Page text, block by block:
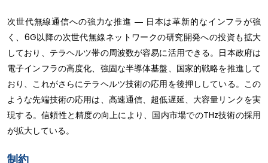
次世代無線通信への強力な推進 ― 日本は革新的なインフラが強
く、6G以降の次世代無線ネットワークの研究開発への投資も拡大
しており、テラヘルツ帯の周波数が容易に活用できる。日本政府は
電子インフラの高度化、強固な半導体基盤、国家的戦略を推進して
おり、これがさらにテラヘルツ技術の応用を後押ししている。この
ような先端技術の応用は、高速通信、超低遅延、大容量リンクを実
現する。信頼性と精度の向上により、国内市場でのTHz技術の採用
が拡大している。
制約